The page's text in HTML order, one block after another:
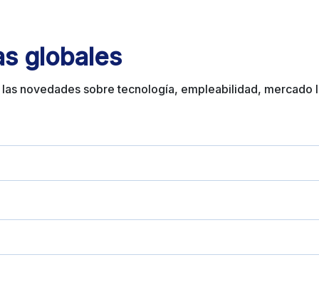
globales
las novedades sobretecnología, empleabilidad, mercado